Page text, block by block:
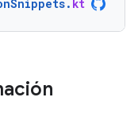
. kt